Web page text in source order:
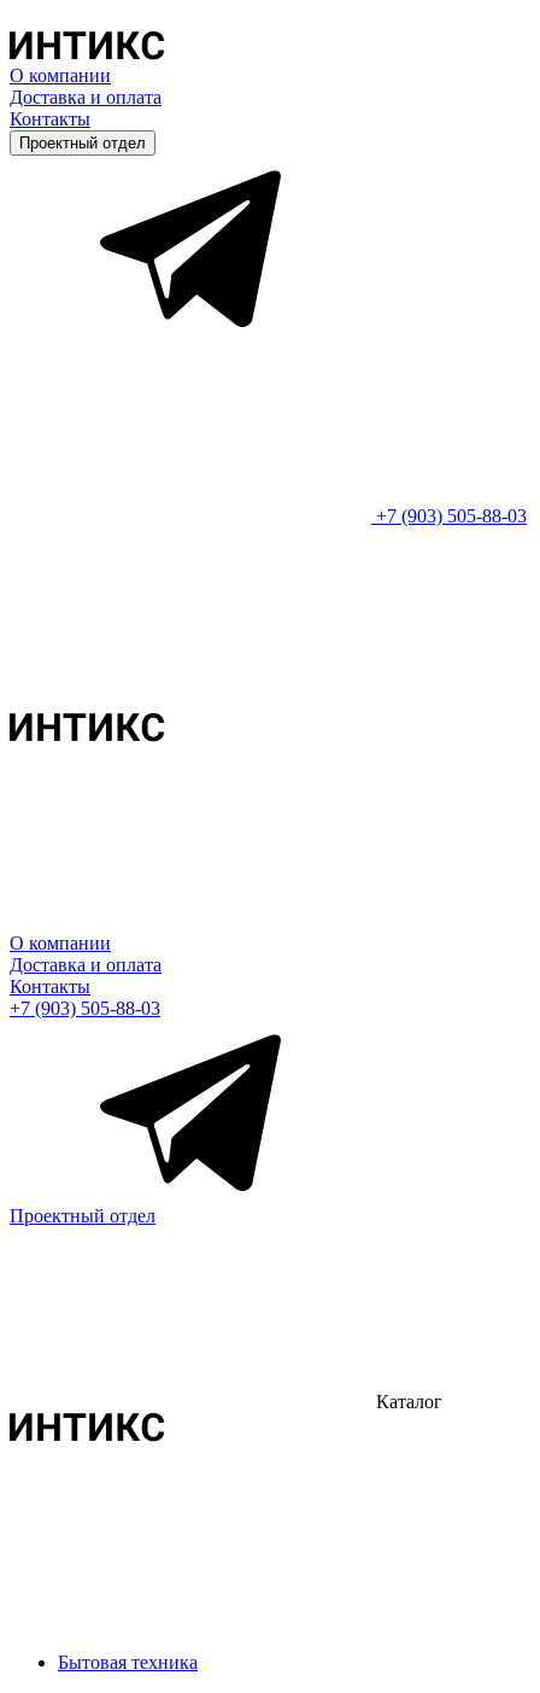
О компании
Доставка и оплата
Контакты
Проектный отдел
+7 (903) 505-88-03
О компании
Доставка и оплата
Контакты
+7 (903) 505-88-03
Проектный отдел
Каталог
Бытовая техника